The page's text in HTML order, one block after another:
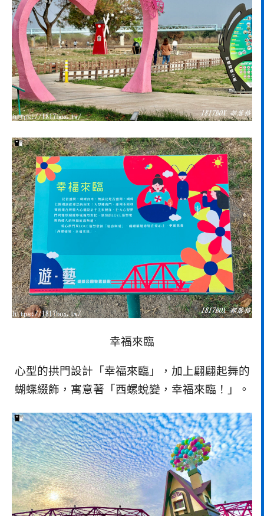
幸福來臨
心型的拱門設計「幸福來臨」，加上翩翩起舞的
蝴蝶綴飾，寓意著「西螺蛻變，幸福來臨！」。